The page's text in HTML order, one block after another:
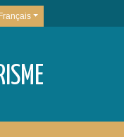
Français